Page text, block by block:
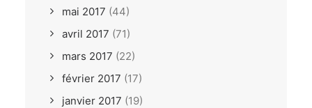
mai 2017 (44)
avril 2017 (71)
mars 2017 (22)
février 2017 (17)
janvier 2017 (19)